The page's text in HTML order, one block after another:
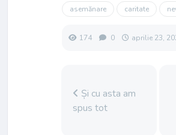
asemănare caritate
174 0 aprilie 23,
Și cu asta am
spus tot